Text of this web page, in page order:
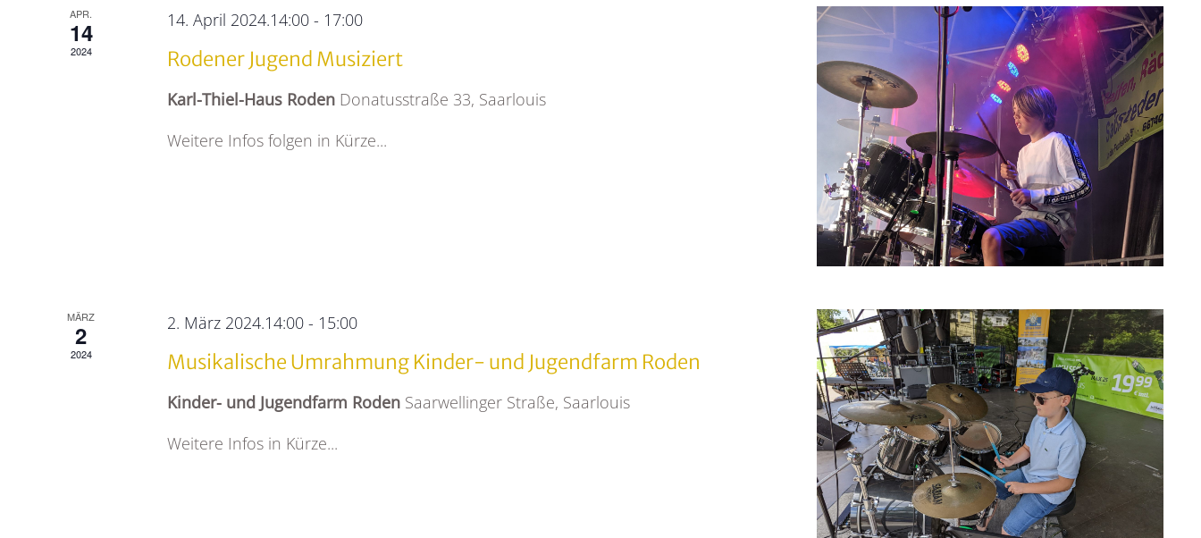
APR.
14
2024
14. April 2024.14:00 - 17:00
Rodener Jugend Musiziert
Karl-Thiel-Haus Roden Donatusstraße 33, Saarlouis
Weitere Infos folgen in Kürze...
MÄRZ
2
2024
2. März 2024.14:00 - 15:00
Musikalische Umrahmung Kinder- und Jugendfarm Roden
Kinder- und Jugendfarm Roden Saarwellinger Straße, Saarlouis
Weitere Infos in Kürze...